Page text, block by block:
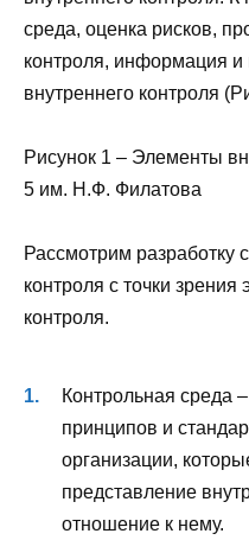
среда, оценка рисков,
контроля, информация и
внутреннего контроля
Рисунок 1 – Элементы
5 им. Н.Ф. Филатова
Рассмотрим разработку
контроля с точки зрения
контроля.
Контрольная среда
принципов и
организации,
представление
отношение к нему.